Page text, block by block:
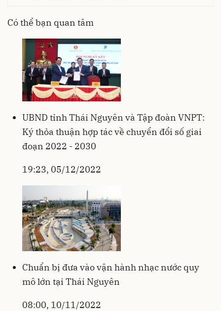
Có thể bạn quan tâm
UBND tỉnh Thái Nguyên và Tập đoàn VNPT:
Ký thỏa thuận hợp tác về chuyển đổi số giai
đoạn 2022 - 2030
19:23, 05/12/2022
Chuẩn bị đưa vào vận hành nhạc nước quy
mô lớn tại Thái Nguyên
08:00, 10/11/2022